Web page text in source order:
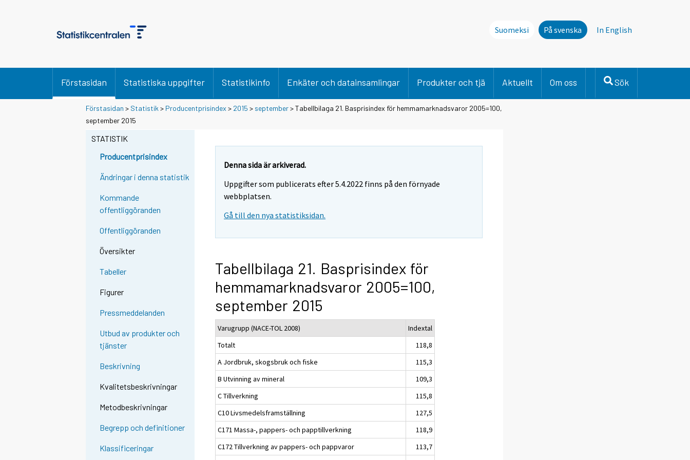
Suomeksi På svenska In English
Förstasidan Statistiska uppgifter Statistikinfo Enkäter och datainsamlingar Produkter och tjä Aktuellt Om oss Sök
Förstasidan > Statistik > Producentprisindex > 2015 > september> Tabellbilaga 21. Basprisindex för hemmamarknadsvaror 2005=100,
september 2015
STATISTIK
Producentprisindex
Ändringar i denna statistik
Kommande
offentliggöranden
Offentliggöranden
Översikter
Tabeller
Figurer
Pressmeddelanden
Utbud av produkter och
tjänster
Beskrivning
Kvalitetsbeskrivningar
Metodbeskrivningar
Begrepp och definitioner
Klassificeringar
Denna sida är arkiverad.
Uppgifter som publicerats efter 5.4.2022 finns på den förnyade
webbplatsen.
Gå till den nya statistiksidan.
Tabellbilaga 21. Basprisindex för
hemmamarknadsvaror 2005=100,
september 2015
Varugrupp (NACE-TOL 2008)
Indextal
Totalt
118,8
A Jordbruk, skogsbruk och fiske
115,3
B Utvinning av mineral
109,3
C Tillverkning
115,8
C10 Livsmedelsframställning
127,5
C171 Massa-, pappers- och papptillverkning
118,9
C172 Tillverkning av pappers- och pappvaror
113,7